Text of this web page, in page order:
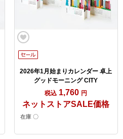
2026年1月始まりカレンダー 卓上
グッドモーニング CITY
税込 1,760 円
ネットストアSALE価格
在庫 〇